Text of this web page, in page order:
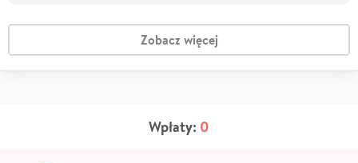
Zobacz więcej
Wpłaty: 0